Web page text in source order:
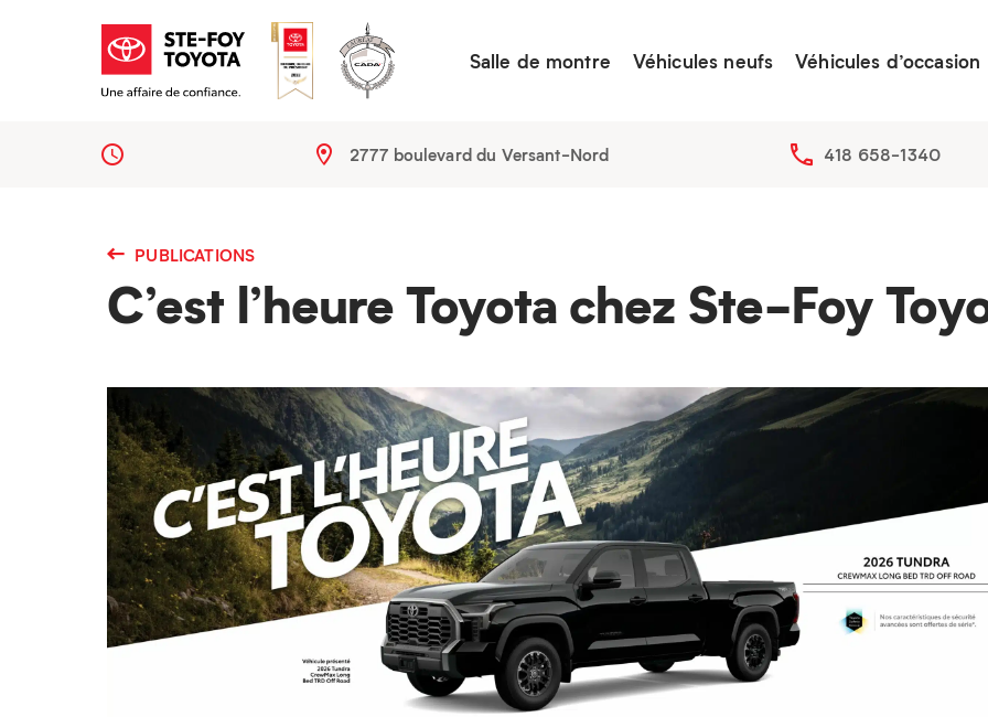
Salle de montre Véhicules neufs Véhicules d’occasion
2777 boulevard du Versant-Nord 418 658-1340
PUBLICATIONS
C’est l’heure Toyota chez Ste-Foy